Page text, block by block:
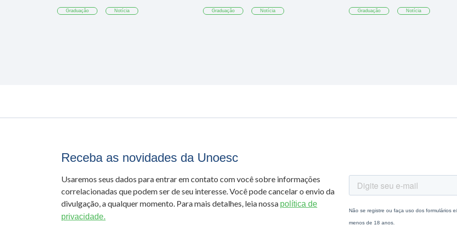
Graduação Notícia Graduação Notícia Graduação Notícia
Receba as novidades da Unoesc
Usaremos seus dados para entrar em contato com você sobre informações
correlacionadas que podem ser de seu interesse. Você pode cancelar o envio da
divulgação, a qualquer momento. Para mais detalhes, leia nossa política de
privacidade.